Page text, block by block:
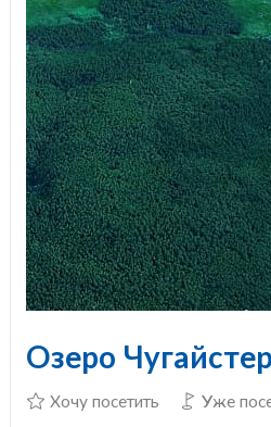
Озеро Чугайстер
Хочу посетить Уже